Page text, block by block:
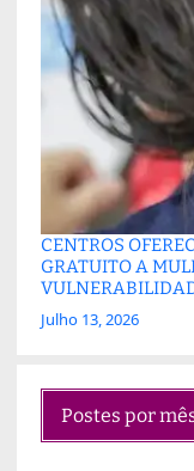
CENTROS
GRATUITO A
Julho 13, 2026
Postes por